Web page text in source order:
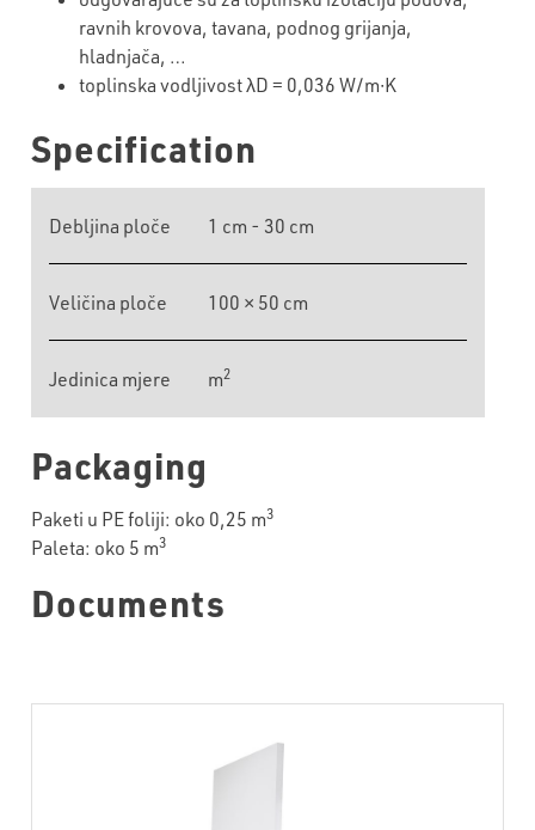
ravnih krovova, tavana, podnog grijanja,
hladnjača, …
toplinska vodljivost λD = 0,036 W/m∙K
Specification
Debljina ploče 1 cm - 30 cm
Veličina ploče 100 × 50 cm
Jedinica mjere m2
Packaging
Paketi u PE foliji: oko 0,25 m3
Paleta: oko 5 m3
Documents